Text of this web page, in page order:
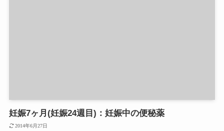
妊娠7ヶ月(妊娠24週目)：妊娠中の便秘薬
2014年6月27日